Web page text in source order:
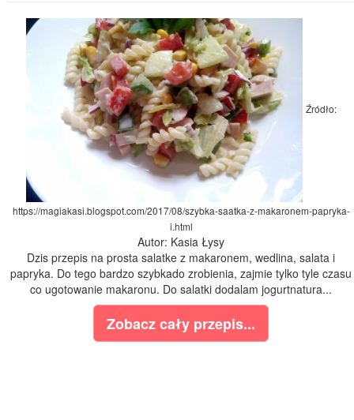
Źródło:
https://magiakasi.blogspot.com/2017/08/szybka-saatka-z-makaronem-papryka-
i.html
Autor: Kasia Łysy
Dzis przepis na prosta salatke z makaronem, wedlina, salata i
papryka. Do tego bardzo szybkado zrobienia, zajmie tylko tyle czasu
co ugotowanie makaronu. Do salatki dodalam jogurtnatura...
Zobacz cały przepis...